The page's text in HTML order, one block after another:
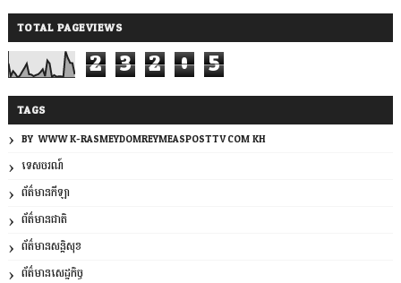
TOTAL PAGEVIEWS
2 3 2 0 5
TAGS
BY: WWW.K-RASMEYDOMREYMEASPOSTTV.COM.KH
ទេសចរណ៍
ព័ត៌មានកីឡា
ព័ត៌មានជាតិ
ព័ត៌មានសន្តិសុខ
ព័ត៌មានសេដ្ឋកិច្ច